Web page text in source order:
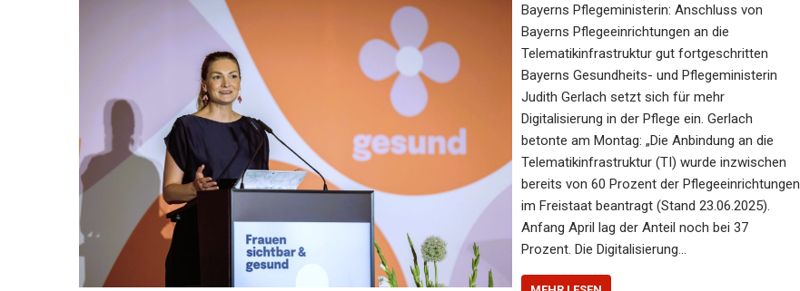
Bayerns Pflegeministerin: Anschluss von
Bayerns Pflegeeinrichtungen an die
Telematikinfrastruktur gut fortgeschritten
Bayerns Gesundheits- und Pflegeministerin
Judith Gerlach setzt sich für mehr
Digitalisierung in der Pflege ein. Gerlach
betonte am Montag: „Die Anbindung an die
Telematikinfrastruktur (TI) wurde inzwischen
bereits von 60 Prozent der Pflegeeinrichtungen
im Freistaat beantragt (Stand 23.06.2025).
Anfang April lag der Anteil noch bei 37
Prozent. Die Digitalisierung…